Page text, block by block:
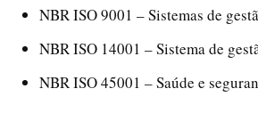
NBR ISO 9001 – Sistemas de
NBR ISO 14001 – Sistema de
NBR ISO 45001 – Saúde e